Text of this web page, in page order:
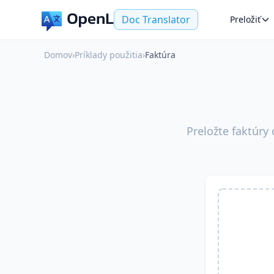
Doc Translator Preložiť
Domov›Príklady použitia›Faktúra
Preložte faktúry